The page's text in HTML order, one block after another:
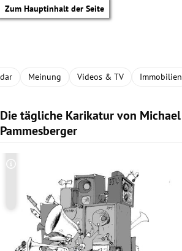
Zum Hauptinhalt der Seite
Meinung Videos & TV Immobilien
Die tägliche Karikatur von Michael
Pammesberger
Copyright-Hinweis öffnen/schließen